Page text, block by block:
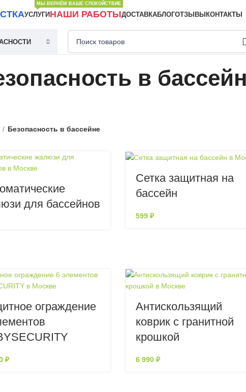
УСЛУГИ
МЫ ВЕРНЁМ ВАШЕ СПОКОЙСТВИЕ
НАШИ РАБОТЫДОСТАВКАБЛОГОТЗЫВЫ КОНТАКТЫ
в
Безопасность в бассейне
для бассейнов
Сетка защитная на
бассейн
599 ₽
ограждение
₽
Антискользящий
коврик с гранитной
крошкой
6 990 ₽